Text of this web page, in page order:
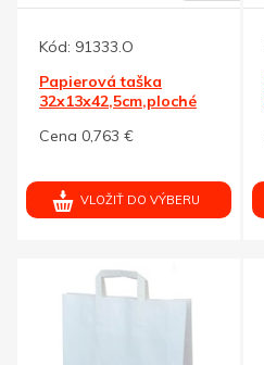
Kód: 91333.O
Papierová taška
32x13x42,5cm,ploché
Cena 0,763 €
VLOŽIŤ DO VÝBERU